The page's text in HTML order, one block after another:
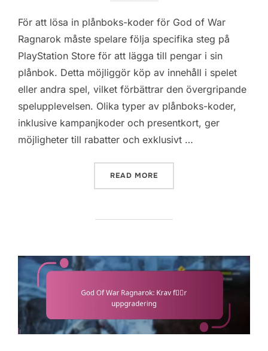
För att lösa in plånboks-koder för God of War
Ragnarok måste spelare följa specifika steg på
PlayStation Store för att lägga till pengar i sin
plånbok. Detta möjliggör köp av innehåll i spelet
eller andra spel, vilket förbättrar den övergripande
spelupplevelsen. Olika typer av plånboks-koder,
inklusive kampanjkoder och presentkort, ger
möjligheter till rabatter och exklusivt …
READ MORE